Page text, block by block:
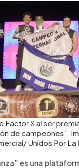
Factor X al ser
de campeones".
Unidos Por La
es una